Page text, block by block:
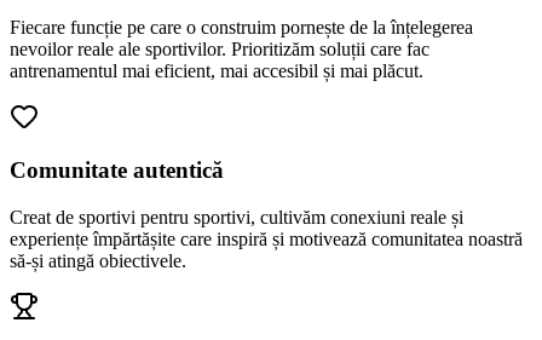
Fiecare funcție pe care o construim pornește de la înțelegerea
nevoilor reale ale sportivilor. Prioritizăm soluții care fac
antrenamentul mai eficient, mai accesibil și mai plăcut.
Comunitate autentică
Creat de sportivi pentru sportivi, cultivăm conexiuni reale și
experiențe împărtășite care inspiră și motivează comunitatea noastră
să-și atingă obiectivele.